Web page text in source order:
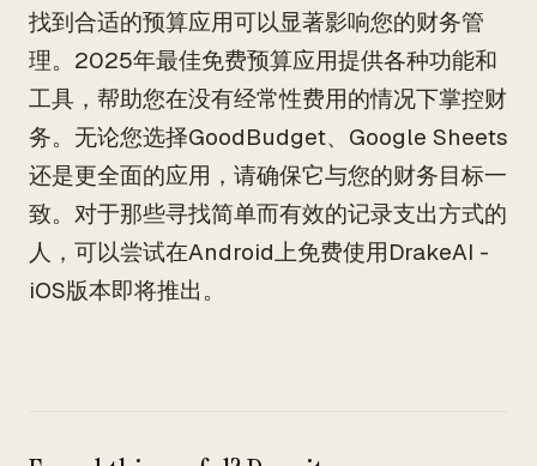
找到合适的预算应用可以显著影响您的财务管
理。2025年最佳免费预算应用提供各种功能和
工具，帮助您在没有经常性费用的情况下掌控财
务。无论您选择GoodBudget、Google Sheets
还是更全面的应用，请确保它与您的财务目标一
致。对于那些寻找简单而有效的记录支出方式的
人，可以尝试在Android上免费使用DrakeAI -
iOS版本即将推出。